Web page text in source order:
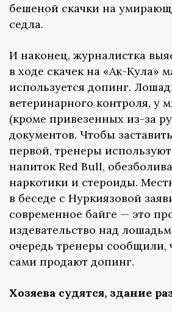
бешеной скачки на
седла.
И наконец, журналистка
в ходе скачек на «Ак-Кула»
используется допинг.
ветеринарного контроля, у
(кроме привезенных из-за
документов. Чтобы
первой, тренеры
напиток Red Bull,
наркотики и стероиды.
в беседе с Нуркиязовой
современное байге — это
издевательство над
очередь тренеры сообщили,
сами продают допинг.
Хозяева судятся, здание